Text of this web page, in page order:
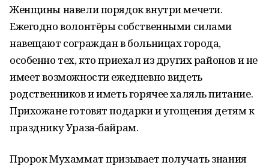
Женщины навели порядок внутри мечети.
Ежегодно волонтёры собственными силами
навещают сограждан в больницах города,
особенно тех, кто приехал из других районов и не
имеет возможности ежедневно видеть
родственников и иметь горячее халяль питание.
Прихожане готовят подарки и угощения детям к
празднику Ураза-байрам.
Пророк Мухаммат призывает получать знания